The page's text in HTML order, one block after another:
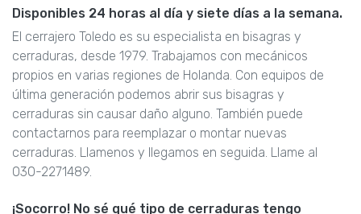
Disponibles 24 horas al día y siete días a la semana.
El cerrajero Toledo es su especialista en bisagras y
cerraduras, desde 1979. Trabajamos con mecánicos
propios en varias regiones de Holanda. Con equipos de
última generación podemos abrir sus bisagras y
cerraduras sin causar daño alguno. También puede
contactarnos para reemplazar o montar nuevas
cerraduras. Llamenos y llegamos en seguida. Llame al
030-2271489.
¡Socorro! No sé qué tipo de cerraduras tengo